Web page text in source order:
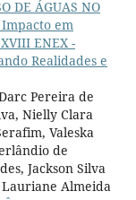
DE ÁGUAS NO
em
ENEX -
Realidades e
Pereira de
Nielly Clara
Valeska
de
Jackson Silva
Lauriane Almeida